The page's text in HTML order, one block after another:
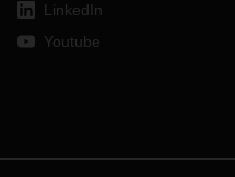
LinkedIn
Youtube